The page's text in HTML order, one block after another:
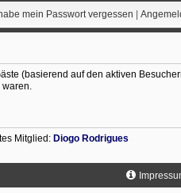
mein Passwort vergessen
(basierend auf den aktiven
Mitglied: Diogo Rodrigues